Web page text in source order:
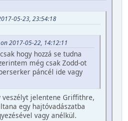
05-23, 23:54:18
2017-05-22, 14:12:11
hogy hozzá se tudna
még csak Zodd-ot
páncél ide vagy
jelentene Griffithre,
egy hajtóvadászatba
vagy anélkül.